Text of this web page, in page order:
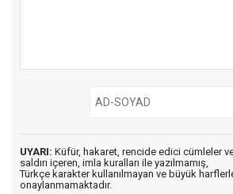
UYARI: Küfür, hakaret, rencide edici cümleler
saldırı içeren, imla kuralları ile yazılmamış,
Türkçe karakter kullanılmayan ve büyük
onaylanmamaktadır.